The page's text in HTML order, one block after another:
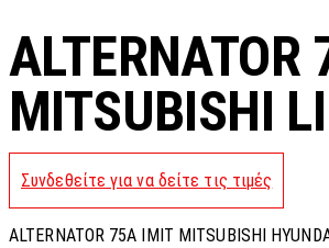
ALTERNATOR
MITSUBISHI
Συνδεθείτε για να δείτε τις τιμές
ALTERNATOR 75A IMIT MITSUBISHI